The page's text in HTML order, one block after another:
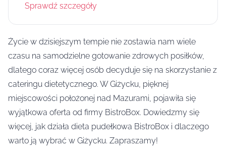
Sprawdź szczegóły
Życie w dzisiejszym tempie nie zostawia nam wiele
czasu na samodzielne gotowanie zdrowych posiłków,
dlatego coraz więcej osób decyduje się na skorzystanie z
cateringu dietetycznego. W Giżycku, pięknej
miejscowości położonej nad Mazurami, pojawiła się
wyjątkowa oferta od firmy BistroBox. Dowiedzmy się
więcej, jak działa dieta pudełkowa BistroBox i dlaczego
warto ją wybrać w Giżycku. Zapraszamy!